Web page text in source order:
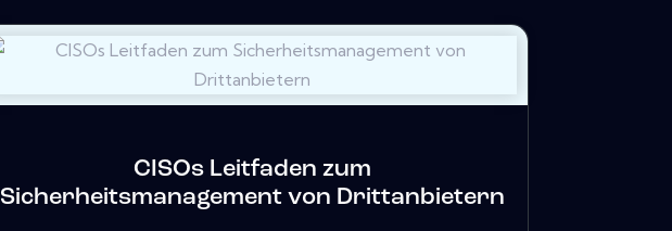
CISOs Leitfaden zum
Sicherheitsmanagement von Drittanbietern